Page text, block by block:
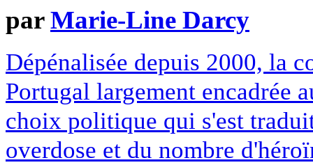
parMarie-Line Darcy
Dépénalisée depuis 2000, la
Portugal largement encadrée
choix politique qui s'est
overdose et du nombre